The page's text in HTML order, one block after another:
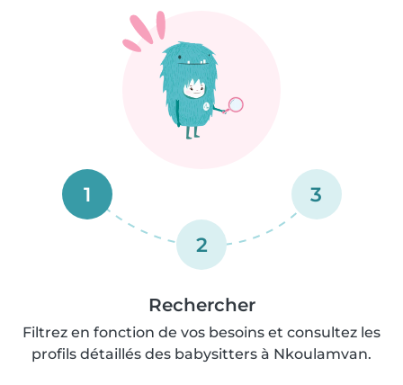
1
2
3
Rechercher
Filtrez en fonction de vos besoins et consultez les
profils détaillés des babysitters à Nkoulamvan.